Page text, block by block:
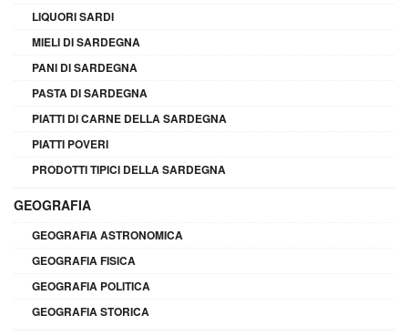
LIQUORI SARDI
MIELI DI SARDEGNA
PANI DI SARDEGNA
PASTA DI SARDEGNA
PIATTI DI CARNE DELLA SARDEGNA
PIATTI POVERI
PRODOTTI TIPICI DELLA SARDEGNA
GEOGRAFIA
GEOGRAFIA ASTRONOMICA
GEOGRAFIA FISICA
GEOGRAFIA POLITICA
GEOGRAFIA STORICA